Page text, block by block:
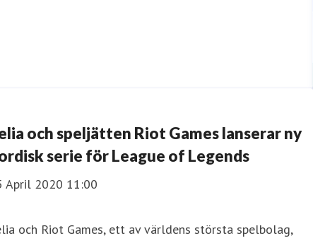
och speljätten Riot Games lanserar ny
serie för League of Legends
April 2020 11:00
och Riot Games, ett av världens största spelbolag,